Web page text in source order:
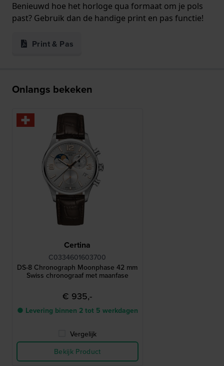
Benieuwd hoe het horloge qua formaat om je pols
past? Gebruik dan de handige print en pas functie!
Print & Pas
Onlangs bekeken
Certina
C0334601603700
DS-8 Chronograph Moonphase 42 mm
Swiss chronograaf met maanfase
€ 935,-
● Levering binnen 2 tot 5 werkdagen
Vergelijk
Bekijk Product